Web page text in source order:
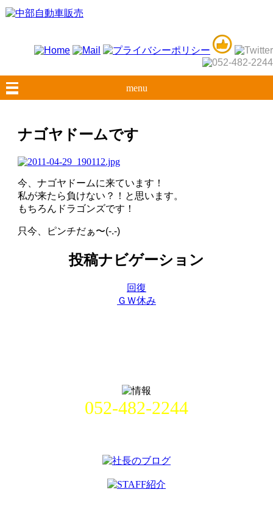
menu
ナゴヤドームです
今、ナゴヤドームに来ています！
私が来たら負けない？！と思います。
もちろんドラゴンズです！
只今、ピンチだぁ〜(-.-)
投稿ナビゲーション
回復
ＧＷ休み
052-482-2244